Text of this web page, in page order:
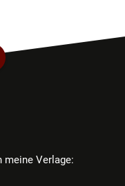
meine Verlage: